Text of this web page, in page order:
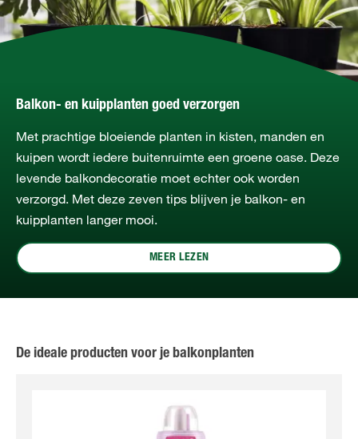
Balkon- en kuipplanten goed verzorgen
Met prachtige bloeiende planten in kisten, manden en
kuipen wordt iedere buitenruimte een groene oase. Deze
levende balkondecoratie moet echter ook worden
verzorgd. Met deze zeven tips blijven je balkon- en
kuipplanten langer mooi.
MEER LEZEN
De ideale producten voor je balkonplanten